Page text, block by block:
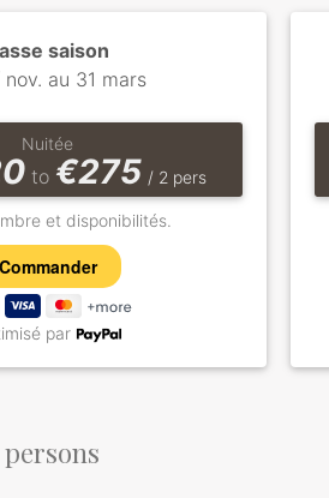
saison
nov. au 31 mars
Nuitée
to €275 / 2 pers
et disponibilités.
par